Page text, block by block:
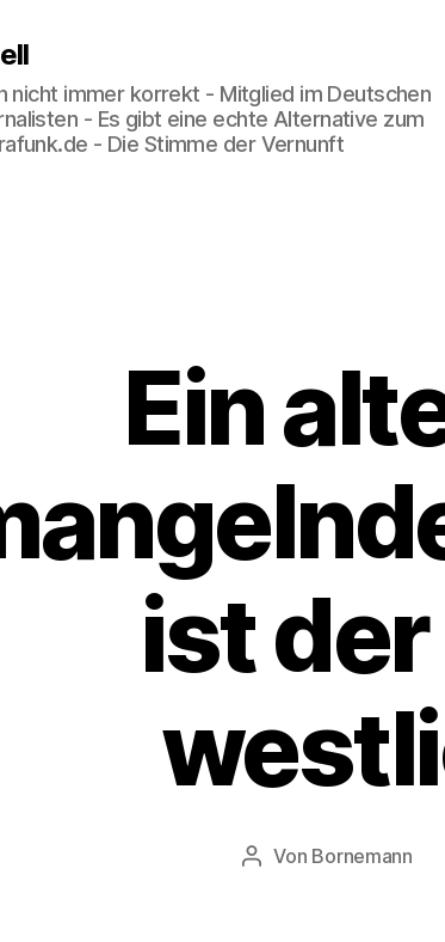
nicht immer korrekt - Mitglied im Deutschen
- Es gibt eine echte Alternative zum
- Die Stimme der Vernunft
Ein
ist
Beitragsautor
Von Bornemann